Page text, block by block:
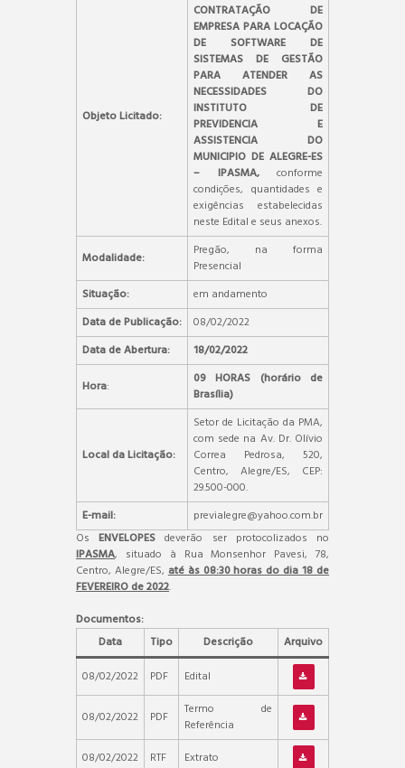
Objeto Licitado:
CONTRATAÇÃO DE
EMPRESA PARA LOCAÇÃO
DE SOFTWARE DE
SISTEMAS DE GESTÃO
PARA ATENDER AS
NECESSIDADES DO
INSTITUTO DE
PREVIDENCIA E
ASSISTENCIA DO
MUNICIPIO DE ALEGRE-ES
– IPASMA, conforme
condições, quantidades e
exigências estabelecidas
neste Edital e seus anexos.
Modalidade:
Pregão, na forma
Presencial
Situação:
em andamento
Data de Publicação:
08/02/2022
Data de Abertura:
18/02/2022
Hora:
09 HORAS (horário de
Brasília)
Local da Licitação:
Setor de Licitação da PMA,
com sede na Av. Dr. Olívio
Correa Pedrosa, 520,
Centro, Alegre/ES, CEP:
29.500-000.
E-mail:
previalegre@yahoo.com.br
OsENVELOPES deverão ser protocolizados no
IPASMA, situado à Rua Monsenhor Pavesi, 78,
Centro, Alegre/ES,até às 08:30 horas do dia 18 de
FEVEREIRO de 2022.
Documentos:
Data
Tipo Descrição
Arquivo
08/02/2022
PDF Edital
08/02/2022 PDF
Termo de
Referência
08/02/2022
RTF Extrato